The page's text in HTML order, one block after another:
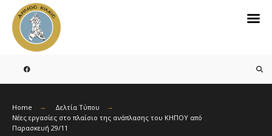
Skip
Home
Δελτία Τύπου
Νέες εργασίες στο πλαίσιο της ανάπλασης του ΚΗΠΟΥ από
Παρασκευή 29/11
Search
for: